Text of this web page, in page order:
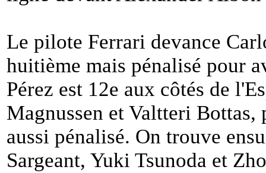
Le pilote Ferrari devance
huitième mais pénalisé pour
Pérez est 12e aux côtés de
Magnussen et Valtteri
aussi pénalisé. On trouve
Sargeant, Yuki Tsunoda et